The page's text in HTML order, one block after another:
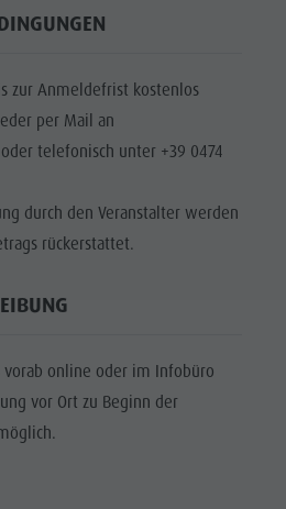
zur Anmeldefrist kostenlos
per Mail an
telefonisch unter +39 0474
durch den Veranstalter werden
rückerstattet.
vorab online oder im Infobüro
vor Ort zu Beginn der